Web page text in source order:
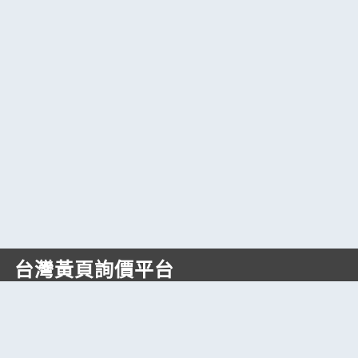
台灣黃頁詢價平台